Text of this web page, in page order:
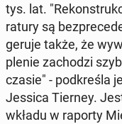
tys. lat.
ra­tu­ry są
ge­ru­je także, że
ple­nie za­cho­dzi
czasie" - pod­kre­śla
Jessica Tierney.
wkładu w raporty